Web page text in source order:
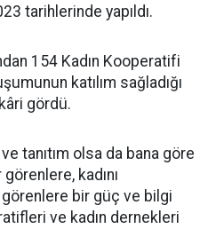
tarihlerinde yapıldı.
154 Kadın Kooperatifi
katılım sağladığı
gördü.
tanıtım olsa da bana göre
kadını
görenlere bir güç ve bilgi
ve kadın dernekleri